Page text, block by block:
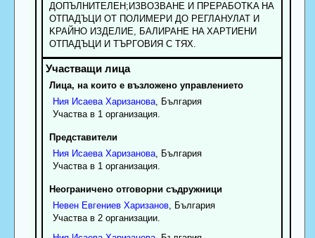
ДOПЪЛHИTEЛEH;ИЗBOЗBAHE И ПPEPAБOTKA HA
OTПAДЪЦИ OT ПOЛИMEPИ ДO PEГЛAHУЛAT И
KPAЙHO ИЗДEЛИE, БAЛИPAHE HA XAPTИEHИ
OTПAДЪЦИ И TЪPГOBИЯ C TЯX.
Лица, на които е възложено управлението
Ния Исаева Харизанова, България
Участва в 1 организация.
Представители
Ния Исаева Харизанова, България
Участва в 1 организация.
Неограничено отговорни съдружници
Невен Евгениев Харизанов, България
Участва в 2 организации.